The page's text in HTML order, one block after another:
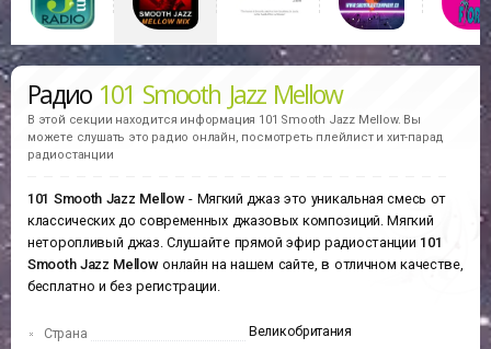
Радио 101 Smooth Jazz Mellow
В этой секции находится информация 101 Smooth Jazz Mellow. Вы
можете слушать это радио онлайн, посмотреть плейлист и хит-парад
радиостанции
101 Smooth Jazz Mellow- Мягкий джаз это уникальная смесь от
классических до современных джазовых композиций. Мягкий
неторопливый джаз. Слушайте прямой эфир радиостанции 101
Smooth Jazz Mellowонлайн на нашем сайте, в отличном качестве,
бесплатно и без регистрации.
Страна
Великобритания